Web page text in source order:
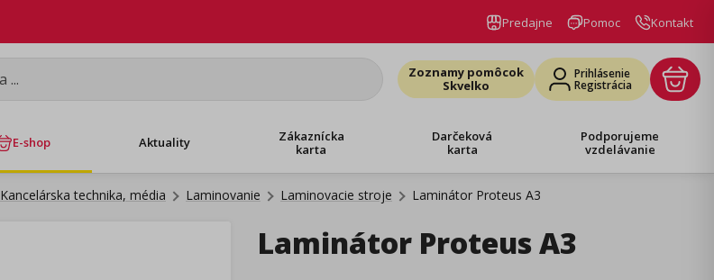
Predajne Pomoc Kontakt
Zoznamy pomôcok
Skvelko
Prihlásenie
Registrácia
E-shop Aktuality
Zákaznícka
karta
Darčeková
karta
Podporujeme
vzdelávanie
Kancelárska technika, média Laminovanie Laminovacie stroje Laminátor Proteus A3
Laminátor Proteus A3